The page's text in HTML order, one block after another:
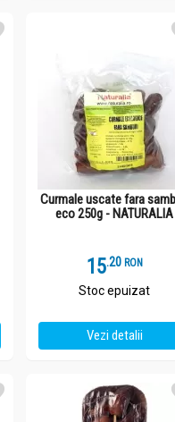
Curmale uscate fara
eco 250g - NATURALIA
15.2 RON
Stoc epuizat
Vezi detalii